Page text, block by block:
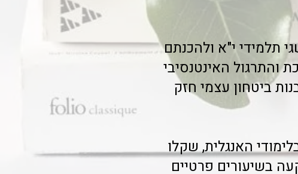
תלמידי י"א ולהכנתם
האינטנסיבי
ביטחון עצמי חזק
האנגלית, שקלו
בשיעורים פרטיים